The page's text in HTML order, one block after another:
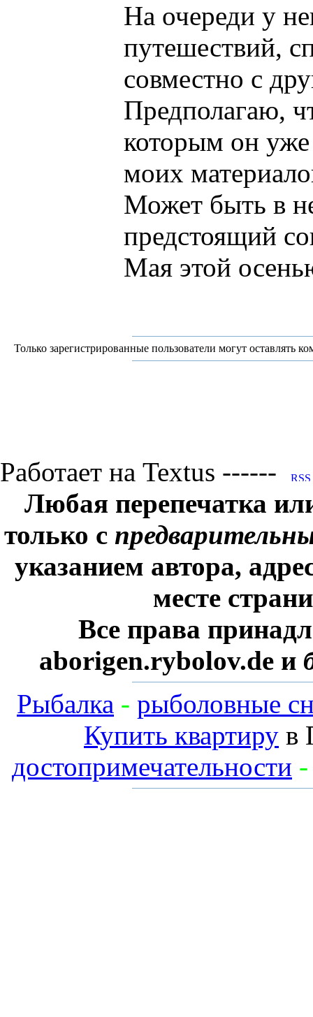
На очереди у
путешествий,
совместно с
Предполагаю,
которым он уже
моих
Может быть в
предстоящий
Мая этой
Только зарегистрированные пользователи могут оставлять
Работает на Textus ------
Любая перепечатка
только с
указанием автора,
месте
Все права
aborigen.rybolov.de и
Рыбалка - рыболовные
Купить квартиру в
достопримечательности